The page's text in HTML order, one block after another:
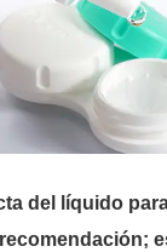
del líquido